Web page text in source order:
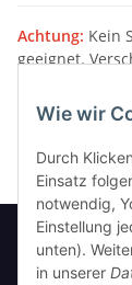
Achtung: Kein
geeignet.
Aufsicht von
Bitte
Wie wir
Durch
Einsatz
notwendig,
Einstellung
unten).
in unserer